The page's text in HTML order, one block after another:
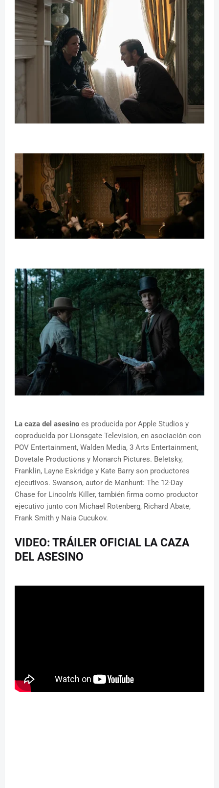
La caza del asesino es producida por Apple Studios y
coproducida por Lionsgate Television, en asociación con
POV Entertainment, Walden Media, 3 Arts Entertainment,
Dovetale Productions y Monarch Pictures. Beletsky,
Franklin, Layne Eskridge y Kate Barry son productores
ejecutivos. Swanson, autor de Manhunt: The 12-Day
Chase for Lincoln's Killer, también firma como productor
ejecutivo junto con Michael Rotenberg, Richard Abate,
Frank Smith y Naia Cucukov.
VIDEO: TRÁILER OFICIAL LA CAZA
DEL ASESINO